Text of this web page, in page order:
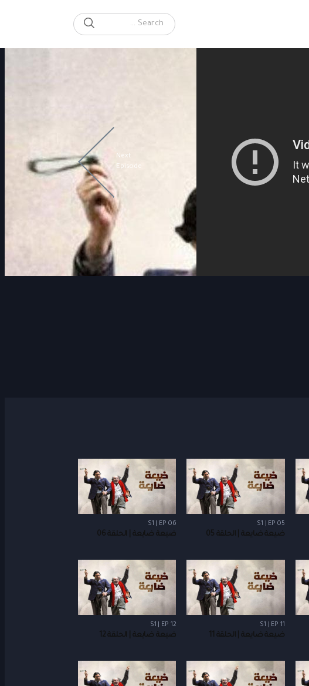
Search for:
SEARCH
Next
Episode
S1 | EP 05
ضيعة ضايعة | الحلقة 05
S1 | EP 06
ضيعة ضايعة | الحلقة 06
S1 | EP 11
ضيعة ضايعة | الحلقة 11
S1 | EP 12
ضيعة ضايعة | الحلقة 12